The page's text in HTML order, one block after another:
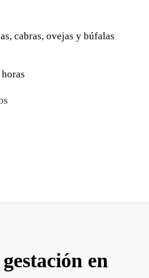
cabras, ovejas y búfalas
en